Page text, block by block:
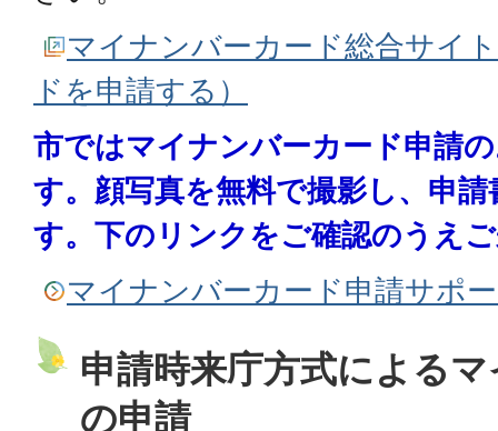
マイナンバーカード総合サイ
ドを申請する）
市ではマイナンバーカード申請
す。顔写真を無料で撮影し、申
す。下のリンクをご確認のうえ
マイナンバーカード申請サポ
申請時来庁方式による
の申請